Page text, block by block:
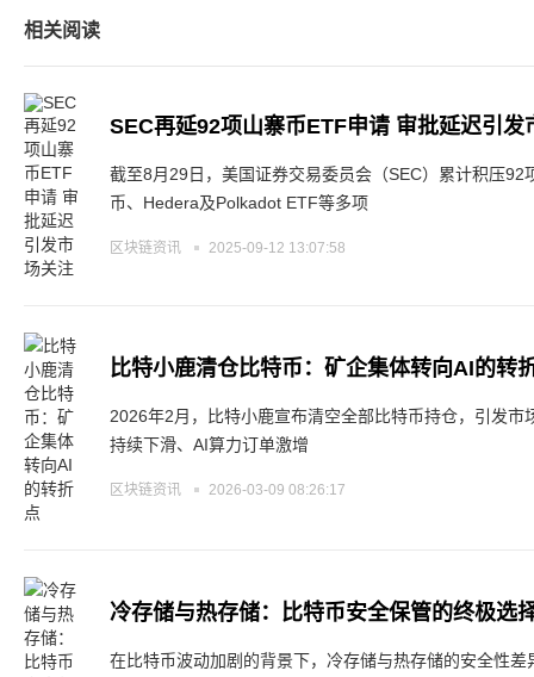
相关阅读
SEC再延92项山寨币ETF申请 审批延迟引发
截至8月29日，美国证券交易委员会（SEC）累计积压92
币、Hedera及Polkadot ETF等多项
区块链资讯 2025-09-12 13:07:58
比特小鹿清仓比特币：矿企集体转向AI的转
2026年2月，比特小鹿宣布清空全部比特币持仓，引发市
持续下滑、AI算力订单激增
区块链资讯 2026-03-09 08:26:17
冷存储与热存储：比特币安全保管的终极选
在比特币波动加剧的背景下，冷存储与热存储的安全性